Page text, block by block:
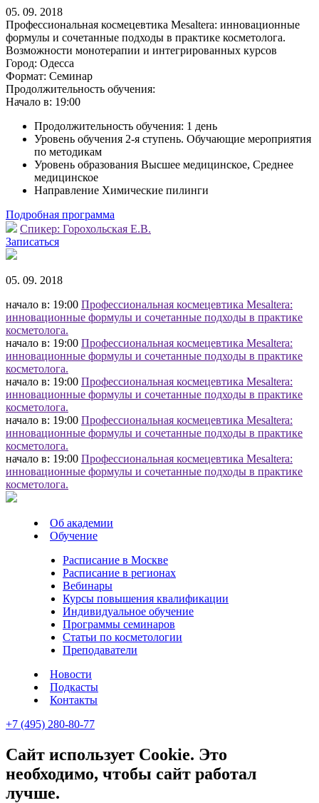
05. 09. 2018
Профессиональная космецевтика Mesaltera: инновационные
формулы и сочетанные подходы в практике косметолога.
Возможности монотерапии и интегрированных курсов
Город: Одесса
Формат: Семинар
Продолжительность обучения:
Начало в: 19:00
Продолжительность обучения: 1 день
Уровень обучения 2-я ступень. Обучающие мероприятия
по методикам
Уровень образования Высшее медицинское, Среднее
медицинское
Направление Химические пилинги
Подробная программа
Спикер: Горохольская Е.В.
Записаться
05. 09. 2018
начало в: 19:00 Профессиональная космецевтика Mesaltera:
инновационные формулы и сочетанные подходы в практике
косметолога.
начало в: 19:00 Профессиональная космецевтика Mesaltera:
инновационные формулы и сочетанные подходы в практике
косметолога.
начало в: 19:00 Профессиональная космецевтика Mesaltera:
инновационные формулы и сочетанные подходы в практике
косметолога.
начало в: 19:00 Профессиональная космецевтика Mesaltera:
инновационные формулы и сочетанные подходы в практике
косметолога.
начало в: 19:00 Профессиональная космецевтика Mesaltera:
инновационные формулы и сочетанные подходы в практике
косметолога.
Об академии
Обучение
Расписание в Москве
Расписание в регионах
Вебинары
Курсы повышения квалификации
Индивидуальное обучение
Программы семинаров
Статьи по косметологии
Преподаватели
Новости
Подкасты
Контакты
+7 (495) 280-80-77
Сайт использует Cookie. Это
необходимо, чтобы сайт работал
лучше.